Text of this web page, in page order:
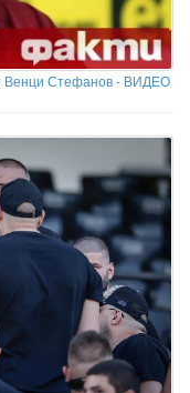
Венци Стефанов - ВИДЕО